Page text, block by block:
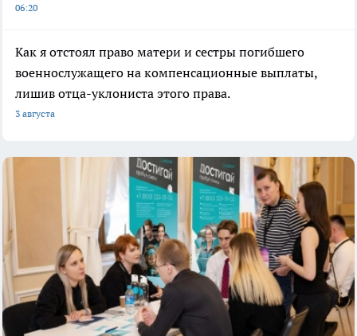
06:20
Как я отстоял право матери и сестры погибшего
военнослужащего на компенсационные выплаты,
лишив отца-уклониста этого права.
3 августа